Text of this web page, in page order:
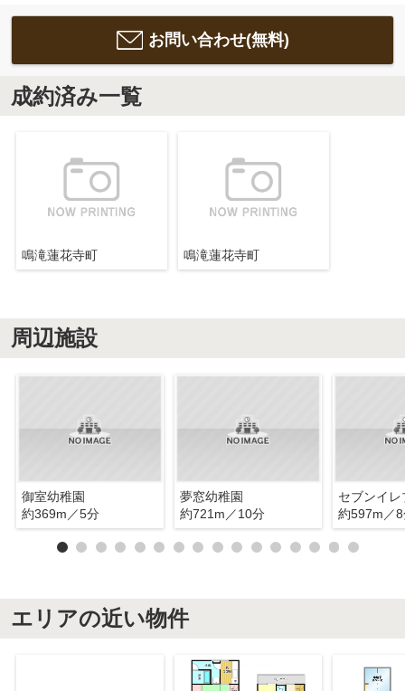
お問い合わせ(無料)
成約済み一覧
鳴滝蓮花寺町 鳴滝蓮花寺町
周辺施設
御室幼稚園
約369m／5分
夢窓幼稚園
約721m／10分
約597m／
エリアの近い物件